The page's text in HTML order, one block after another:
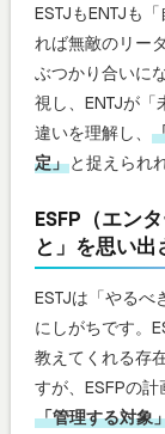
ESTJもENTJも
れば無敵のリー
ぶつかり合いに
視し、ENTJが
違いを理解し、
定」と捉えられ
ESFP（エン
と」を思い
ESTJは「やるべ
にしがちです。
教えてくれる存
すが、ESFPの計
「管理する対象